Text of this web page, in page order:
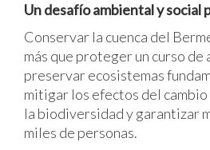
Un desafío ambiental y social
Conservar la cuenca del
más que proteger un curso de
preservar ecosistemas
mitigar los efectos del
la biodiversidad y garantizar
miles de personas.